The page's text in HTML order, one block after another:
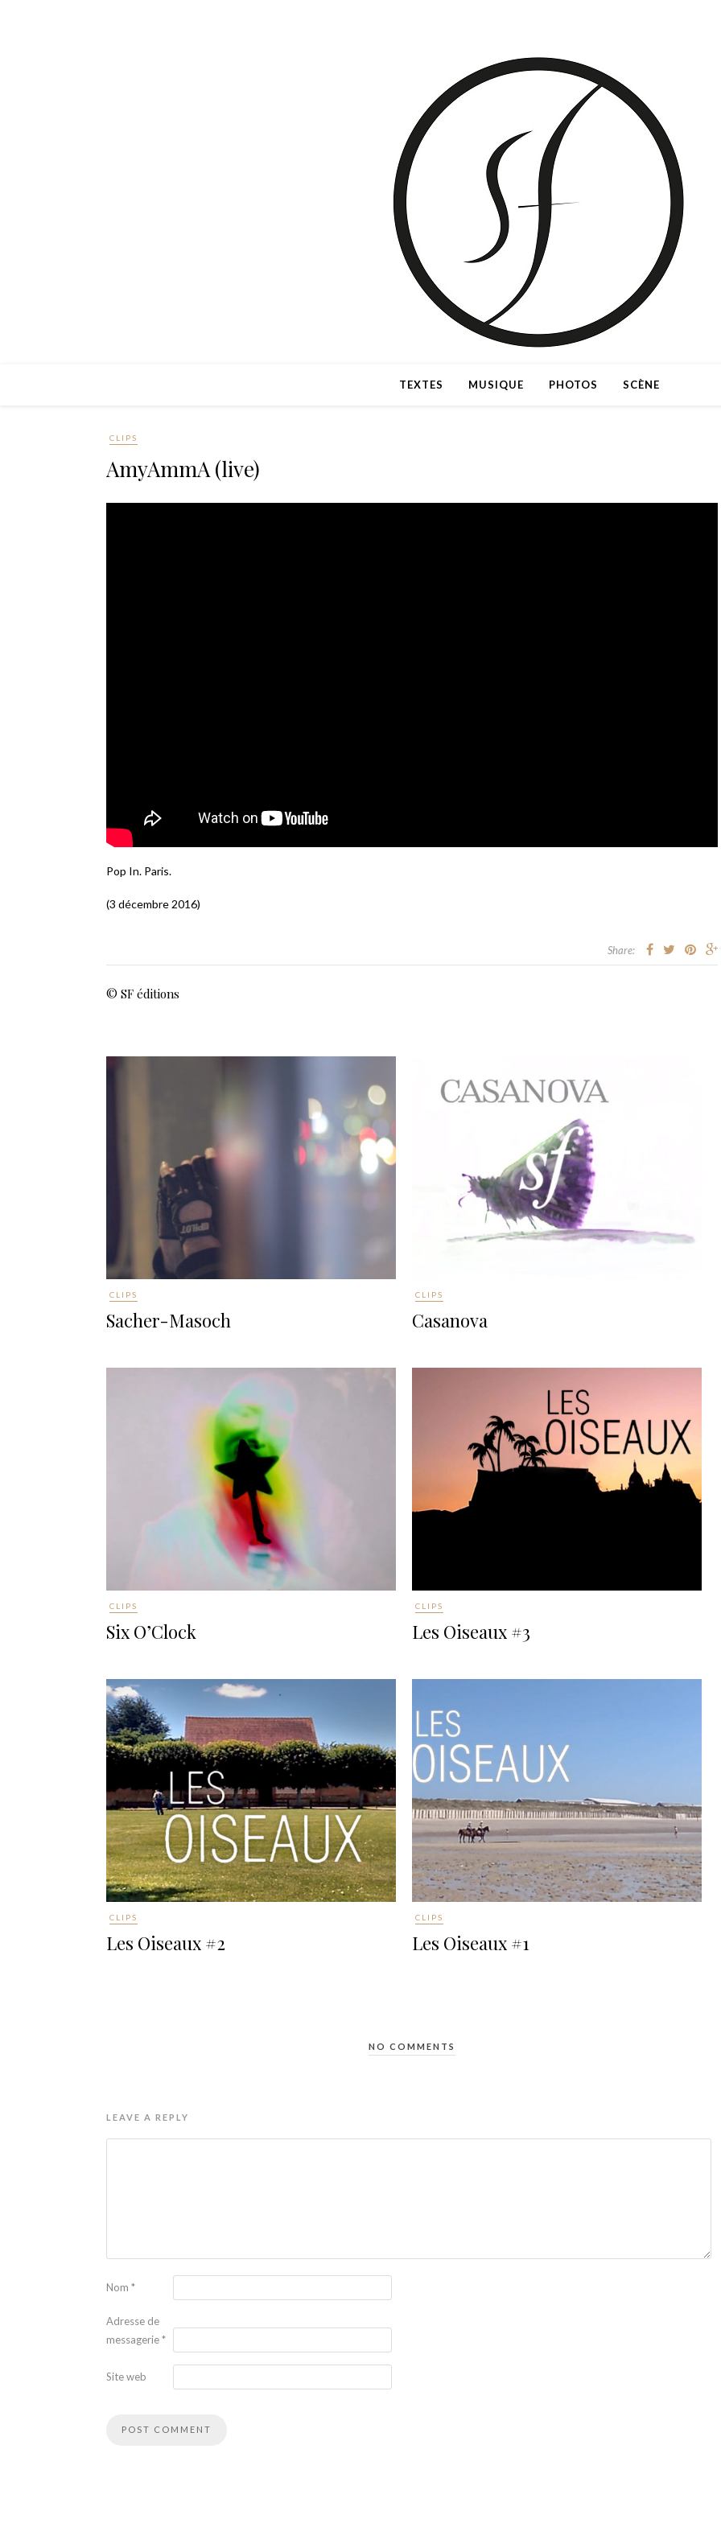
TEXTES MUSIQUE PHOTOS SCÈNE
CLIPS
AmyAmmA (live)
Pop In. Paris.
(3 décembre 2016)
Share:
© SF éditions
CLIPS
Sacher-Masoch
CLIPS
Casanova
CLIPS
Six O’Clock
CLIPS
Les Oiseaux #3
CLIPS
Les Oiseaux #2
CLIPS
Les Oiseaux #1
NO COMMENTS
LEAVE A REPLY
Nom *
Adresse de
messagerie*
Site web